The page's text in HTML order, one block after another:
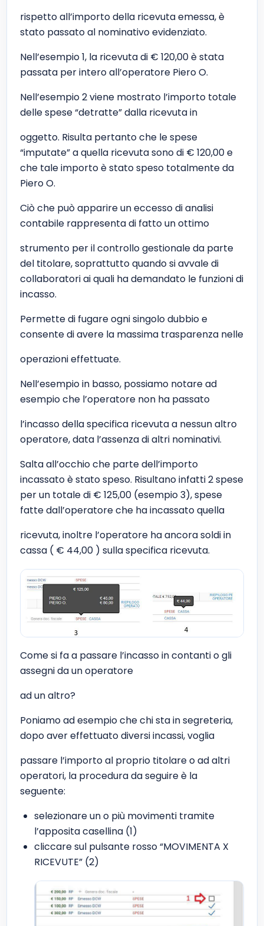
rispetto all’importo della ricevuta emessa, è
stato passato al nominativo evidenziato.
Nell’esempio 1, la ricevuta di € 120,00 è stata
passata per intero all’operatore Piero O.
Nell’esempio 2 viene mostrato l’importo totale
delle spese “detratte” dalla ricevuta in
oggetto. Risulta pertanto che le spese
“imputate” a quella ricevuta sono di € 120,00 e
che tale importo è stato speso totalmente da
Piero O.
Ciò che può apparire un eccesso di analisi
contabile rappresenta di fatto un ottimo
strumento per il controllo gestionale da parte
del titolare, soprattutto quando si avvale di
collaboratori ai quali ha demandato le funzioni di
incasso.
Permette di fugare ogni singolo dubbio e
consente di avere la massima trasparenza nelle
operazioni effettuate.
Nell’esempio in basso, possiamo notare ad
esempio che l’operatore non ha passato
l’incasso della specifica ricevuta a nessun altro
operatore, data l’assenza di altri nominativi.
Salta all’occhio che parte dell’importo
incassato è stato speso. Risultano infatti 2 spese
per un totale di € 125,00 (esempio 3), spese
fatte dall’operatore che ha incassato quella
ricevuta, inoltre l’operatore ha ancora soldi in
cassa ( € 44,00 ) sulla specifica ricevuta.
Come si fa a passare l’incasso in contanti o gli
assegni da un operatore
ad un altro?
Poniamo ad esempio che chi sta in segreteria,
dopo aver effettuato diversi incassi, voglia
passare l’importo al proprio titolare o ad altri
operatori, la procedura da seguire è la
seguente:
selezionare un o più movimenti tramite
l’apposita casellina (1)
cliccare sul pulsante rosso “MOVIMENTA X
RICEVUTE” (2)